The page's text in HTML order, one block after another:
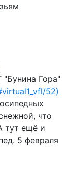
Гора"
52)
что
тут ещё и
5 февраля